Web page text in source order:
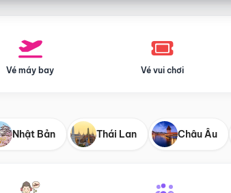
Vé máy bay Vé vui chơi
Nhật Bản Thái Lan Châu Âu